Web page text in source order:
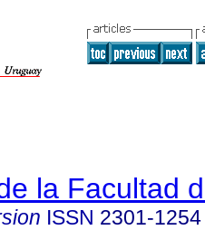
la Facultad
ISSN 2301-1254